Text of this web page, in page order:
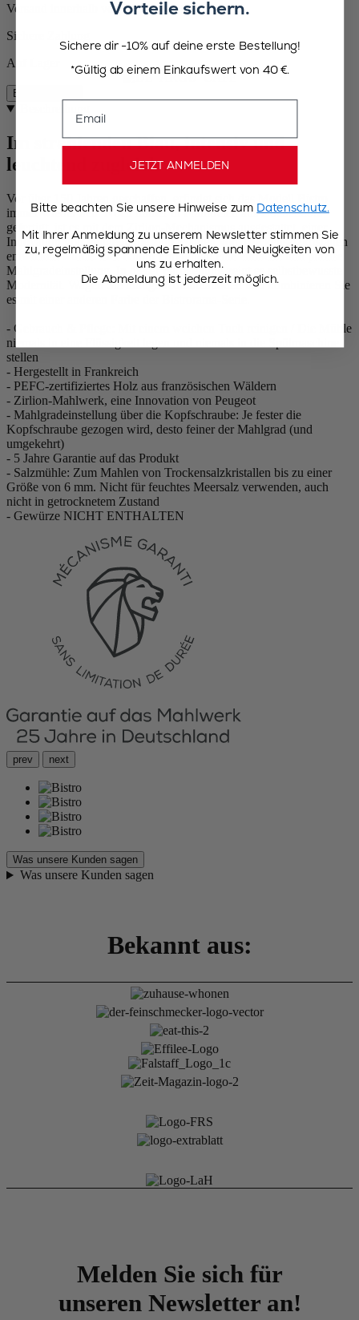
Versand innerhalb von 24 bis 48 Stunden
Sichere Zahlung
Auf Lager
Beschreibung
Im strahlenden Blau, intensiv und
leuchtend zugleich
Vor über 150 Jahren geschaffen, erfindet sich das Modell Bistro
immer wieder neu. Noch immer in Frankreich aus Buchenholz
gefertigt, ist es mit dem Zirlion-Mechanismus ausgestattet, einer
Innovation von Peugeot, die zum Mahlen von Trockensalzkristallen
entwickelt wurde. Der Knopf ermöglicht eine einfache und präzise
Mahlgradeinstellung. In dieser Farbgebung zeigt es selbstbewusste
Modernität. Wagen Sie mutige Kombinationen und kombinieren Sie
es mit einer anderen Farbe der Bistrorama-Serie.
- Gebrauch & Pflege: Mit einem weichen Tuch reinigen / Die Mühle
niemals in eine Flüssigkeit legen und niemals in die Spülmaschine
stellen
- Hergestellt in Frankreich
- PEFC-zertifiziertes Holz aus französischen Wäldern
- Zirlion-Mahlwerk, eine Innovation von Peugeot
- Mahlgradeinstellung über die Kopfschraube: Je fester die
Kopfschraube gezogen wird, desto feiner der Mahlgrad (und
umgekehrt)
- 5 Jahre Garantie auf das Produkt
- Salzmühle: Zum Mahlen von Trockensalzkristallen bis zu einer
Größe von 6 mm. Nicht für feuchtes Meersalz verwenden, auch
nicht in getrocknetem Zustand
- Gewürze NICHT ENTHALTEN
prev next
Was unsere Kunden sagen
Was unsere Kunden sagen
Bekannt aus:
Melden Sie sich für
unseren Newsletter an!
Vorteile sichern.
Sichere dir -10% auf deine erste Bestellung!
*Gültig ab einem Einkaufswert von 40 €.
Email
JETZT ANMELDEN
Bitte beachten Sie unsere Hinweise zum Datenschutz.
Mit Ihrer Anmeldung zu unserem Newsletter stimmen Sie
zu, regelmäßig spannende Einblicke und Neuigkeiten von
uns zu erhalten.
Die Abmeldung ist jederzeit möglich.